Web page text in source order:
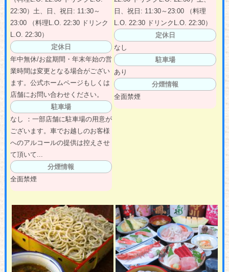
22:30）土、日、祝日: 11:30～
23:00 （料理L.O. 22:30 ドリンク
L.O. 22:30）
定休日
年中無休/お盆期間・年末年始の営
業時間は変更となる場合がござい
ます。公式ホームページもしくは
店舗にお問い合わせください。
駐車場
なし ：一部店舗に駐車場の用意が
ございます。車でお越しのお客様
へのアルコールの提供は控えさせ
て頂いて...
分煙情報
全面禁煙
日、祝日: 11:30～23:00 （料理
L.O. 22:30 ドリンクL.O. 22:30）
定休日
なし
駐車場
あり
分煙情報
全面禁煙